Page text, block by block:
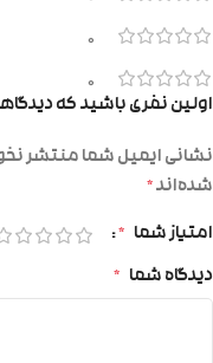
0
0
اولین نفری باشید که
نشانی ایمیل شما منتشر
شده‌اند*
امتیاز شما *
دیدگاه شما *